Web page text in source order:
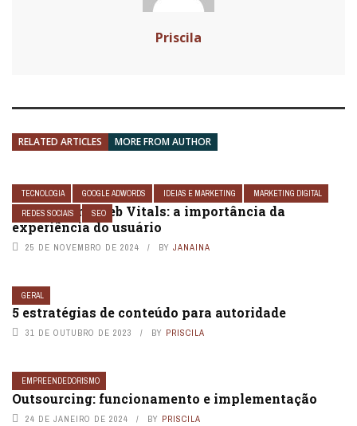
Priscila
RELATED ARTICLES MORE FROM AUTHOR
TECNOLOGIA GOOGLE ADWORDS IDEIAS E MARKETING
MARKETING DIGITAL
REDES SOCIAIS
SEO
Google Core Web Vitals: a importância da
experiência do usuário
25 DE NOVEMBRO DE 2024 BY JANAINA
GERAL
5 estratégias de conteúdo para autoridade
31 DE OUTUBRO DE 2023 BY PRISCILA
EMPREENDEDORISMO
Outsourcing: funcionamento e implementação
24 DE JANEIRO DE 2024 BY PRISCILA